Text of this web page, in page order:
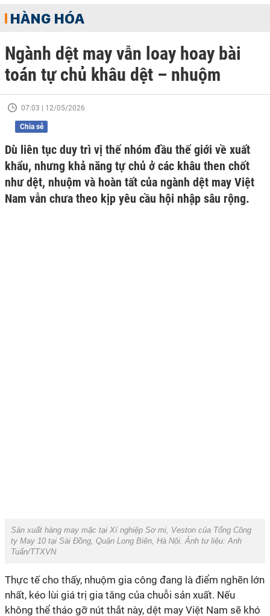
HÀNG HÓA
Ngành dệt may vẫn loay hoay bài
toán tự chủ khâu dệt – nhuộm
07:03 | 12/05/2026
Chia sẻ
Dù liên tục duy trì vị thế nhóm đầu thế giới về xuất
khẩu, nhưng khả năng tự chủ ở các khâu then chốt
như dệt, nhuộm và hoàn tất của ngành dệt may Việt
Nam vẫn chưa theo kịp yêu cầu hội nhập sâu rộng.
Sản xuất hàng may mặc tại Xí nghiệp Sơ mi, Veston của Tổng Công
ty May 10 tại Sài Đồng, Quận Long Biên, Hà Nội. Ảnh tư liệu: Anh
Tuấn/TTXVN
Thực tế cho thấy, nhuộm gia công đang là điểm nghẽn lớn
nhất, kéo lùi giá trị gia tăng của chuỗi sản xuất. Nếu
không thể tháo gỡ nút thắt này, dệt may Việt Nam sẽ khó